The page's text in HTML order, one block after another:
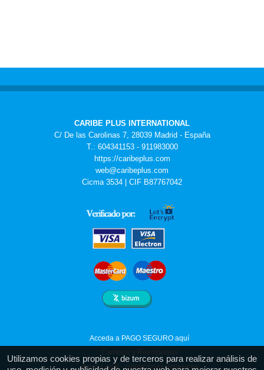
Utilizamos cookies propias y de terceros para realizar análisis de
CARIBE PLUS INTERNATIONAL
C/ De las Carolinas 7, 28039 Madrid - España
T.: 604341153 - 911983000
https://caribeplus.com
web@caribeplus.com
Cicma 3534 | CIF B87767042
Acceda a PAGO SEGURO aquí
Cambios y Reembolsos
Aviso Legal - condiciones generales